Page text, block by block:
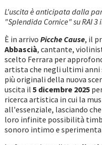
L'uscita è anticipata dalla
"Splendida Cornice" su RAI 3
È in arrivo Picche Cause, il
Abbascià, cantante,
scelto Ferrara per
artista che negli ultimi anni
più originali della nuova
uscita il 5 dicembre 2025
ricerca artistica in cui la
all'essenziale, lasciando
loro infinite possibilità
sonoro intimo e